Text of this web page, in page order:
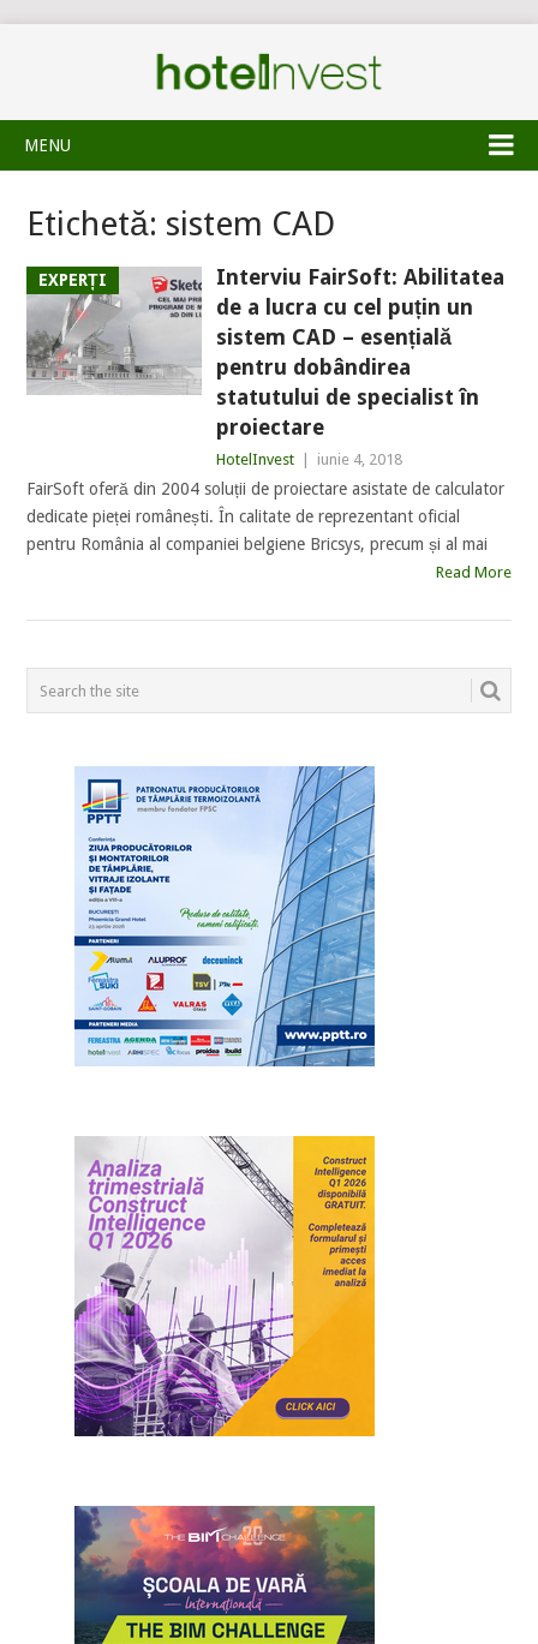
MENU
Etichetă: sistem CAD
EXPERȚI
Interviu FairSoft: Abilitatea
de a lucra cu cel puțin un
sistem CAD – esențială
pentru dobândirea
statutului de specialist în
proiectare
HotelInvest iunie 4, 2018
FairSoft oferă din 2004 soluții de proiectare asistate de calculator
dedicate pieței românești. În calitate de reprezentant oficial
pentru România al companiei belgiene Bricsys, precum și al mai
Read More
POSTS
NAVIGATION